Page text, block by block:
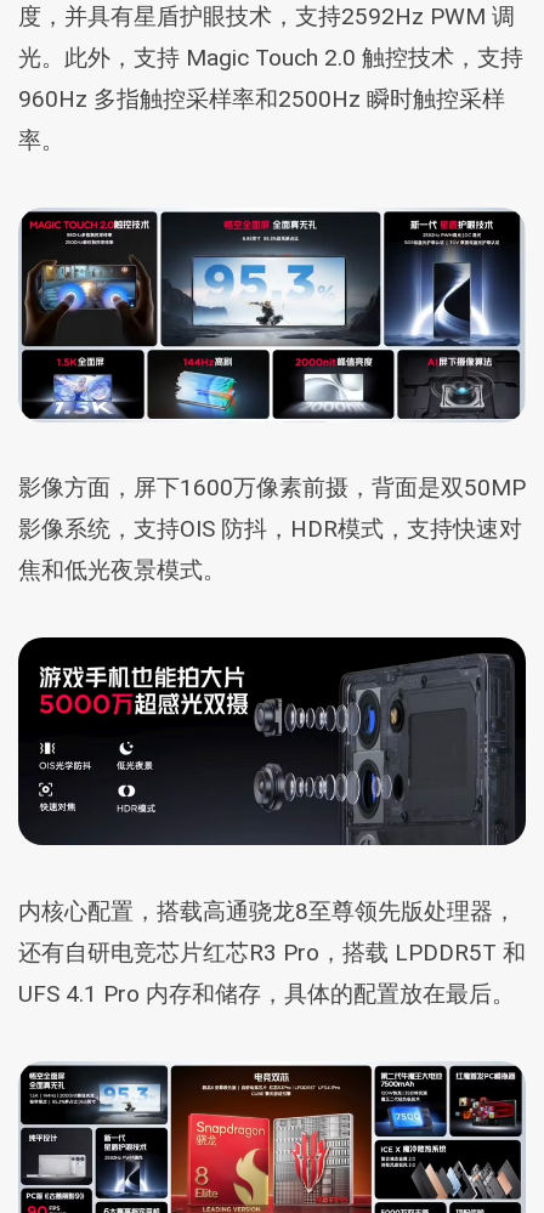
度，并具有星盾护眼技术，支持2592Hz PWM 调
光。此外，支持 Magic Touch 2.0 触控技术，支持
960Hz 多指触控采样率和2500Hz 瞬时触控采样
率。
影像方面，屏下1600万像素前摄，背面是双50MP
影像系统，支持OIS 防抖，HDR模式，支持快速对
焦和低光夜景模式。
内核心配置，搭载高通骁龙8至尊领先版处理器，
还有自研电竞芯片红芯R3 Pro，搭载 LPDDR5T 和
UFS 4.1 Pro 内存和储存，具体的配置放在最后。